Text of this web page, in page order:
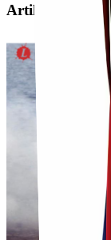
Artikel Terkait